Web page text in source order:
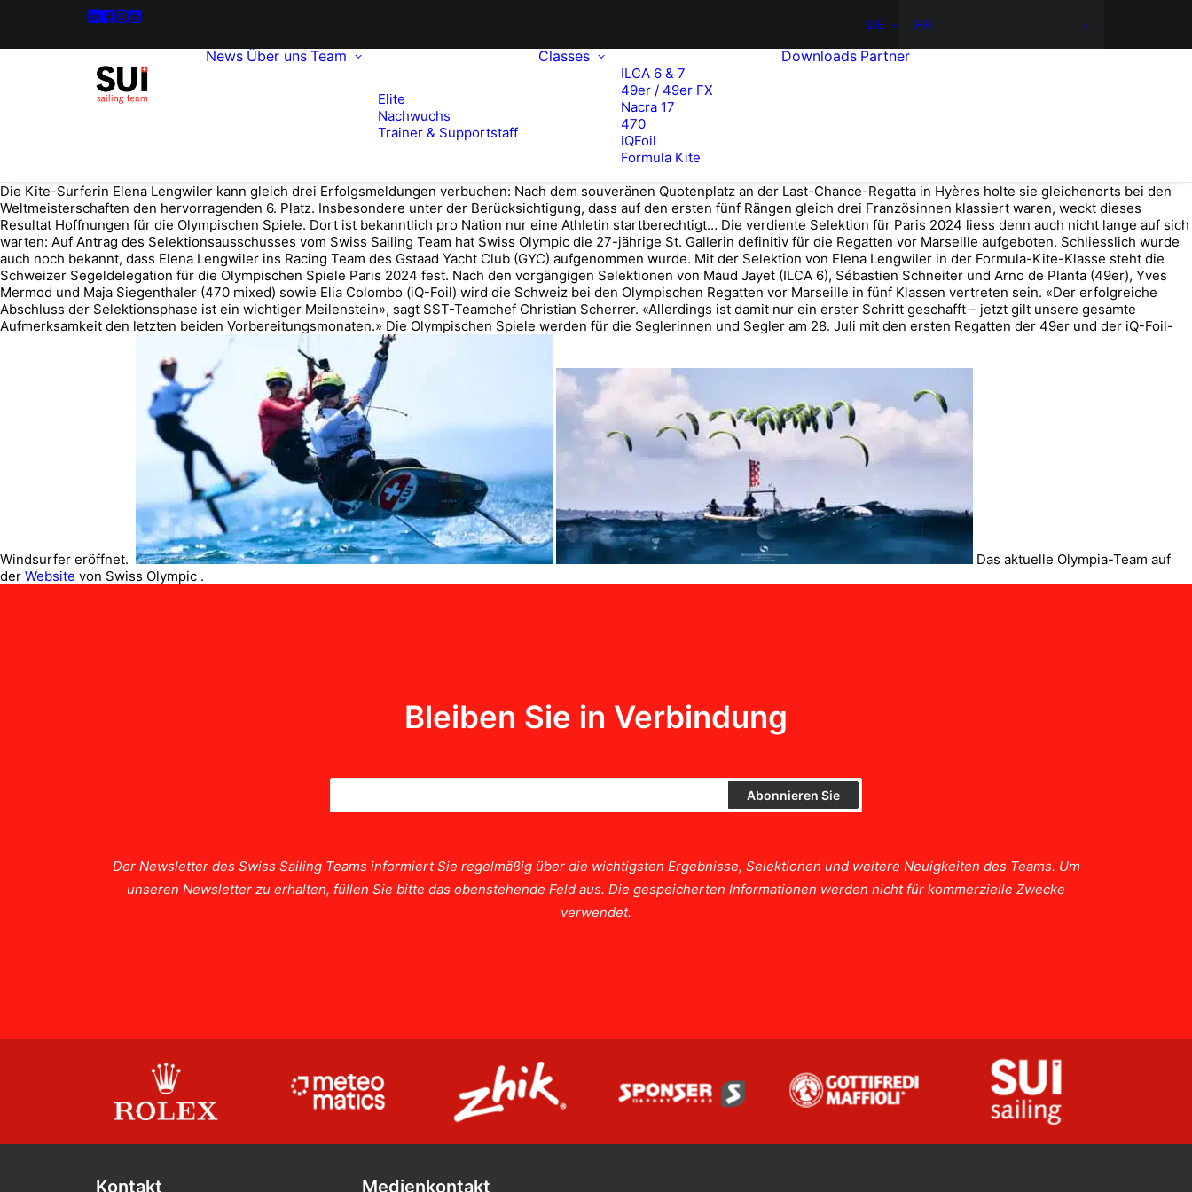
DE FR
News Über uns Team
Elite
Nachwuchs
Trainer & Supportstaff
Classes
ILCA 6 & 7
49er / 49er FX
Nacra 17
470
iQFoil
Formula Kite
Downloads Partner
Die Kite-Surferin Elena Lengwiler kann gleich drei Erfolgsmeldungen verbuchen: Nach dem souveränen Quotenplatz an der Last-Chance-Regatta in Hyères holte sie gleichenorts bei den
Weltmeisterschaften den hervorragenden 6. Platz. Insbesondere unter der Berücksichtigung, dass auf den ersten fünf Rängen gleich drei Französinnen klassiert waren, weckt dieses
Resultat Hoffnungen für die Olympischen Spiele. Dort ist bekanntlich pro Nation nur eine Athletin startberechtigt… Die verdiente Selektion für Paris 2024 liess denn auch nicht lange auf sich
warten: Auf Antrag des Selektionsausschusses vom Swiss Sailing Team hat Swiss Olympic die 27-jährige St. Gallerin definitiv für die Regatten vor Marseille aufgeboten. Schliesslich wurde
auch noch bekannt, dass Elena Lengwiler ins Racing Team des Gstaad Yacht Club (GYC) aufgenommen wurde. Mit der Selektion von Elena Lengwiler in der Formula-Kite-Klasse steht die
Schweizer Segeldelegation für die Olympischen Spiele Paris 2024 fest. Nach den vorgängigen Selektionen von Maud Jayet (ILCA 6), Sébastien Schneiter und Arno de Planta (49er), Yves
Mermod und Maja Siegenthaler (470 mixed) sowie Elia Colombo (iQ-Foil) wird die Schweiz bei den Olympischen Regatten vor Marseille in fünf Klassen vertreten sein. «Der erfolgreiche
Abschluss der Selektionsphase ist ein wichtiger Meilenstein», sagt SST-Teamchef Christian Scherrer. «Allerdings ist damit nur ein erster Schritt geschafft – jetzt gilt unsere gesamte
Aufmerksamkeit den letzten beiden Vorbereitungsmonaten.» Die Olympischen Spiele werden für die Seglerinnen und Segler am 28. Juli mit den ersten Regatten der 49er und der iQ-Foil-
Windsurfer eröffnet.
Das aktuelle Olympia-Team auf
der Website von Swiss Olympic .
Bleiben Sie in Verbindung
Der Newsletter des Swiss Sailing Teams informiert Sie regelmäßig über die wichtigsten Ergebnisse, Selektionen und weitere Neuigkeiten des Teams. Um
unseren Newsletter zu erhalten, füllen Sie bitte das obenstehende Feld aus. Die gespeicherten Informationen werden nicht für kommerzielle Zwecke
verwendet.
Kontakt Medienkontakt